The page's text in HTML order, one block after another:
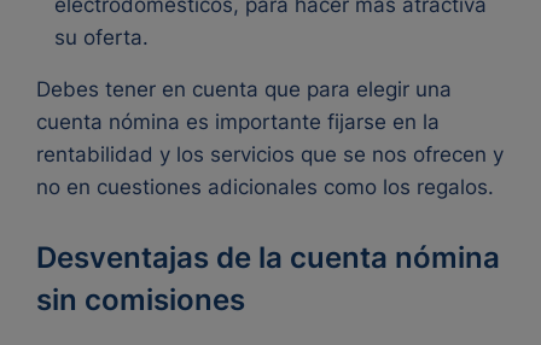
electrodomésticos, para hacer más atractiva
su oferta.
Debes tener en cuenta que para elegir una
cuenta nómina es importante fijarse en la
rentabilidad y los servicios que se nos ofrecen y
no en cuestiones adicionales como los regalos.
Desventajas de la cuenta nómina
sin comisiones